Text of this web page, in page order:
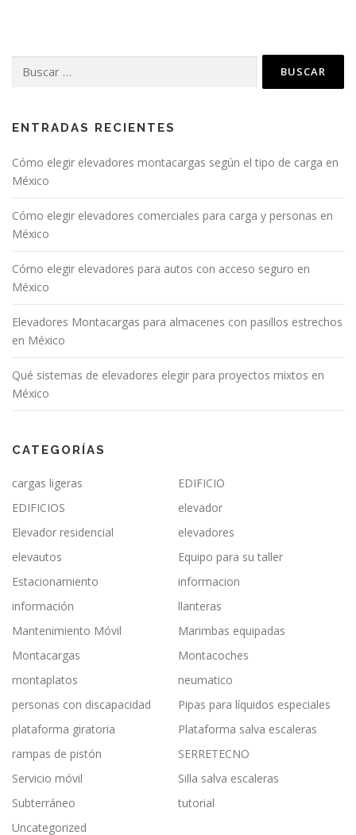
ENTRADAS RECIENTES
Cómo elegir elevadores montacargas según el tipo de carga en
México
Cómo elegir elevadores comerciales para carga y personas en
México
Cómo elegir elevadores para autos con acceso seguro en
México
Elevadores Montacargas para almacenes con pasillos estrechos
en México
Qué sistemas de elevadores elegir para proyectos mixtos en
México
CATEGORÍAS
cargas ligeras
EDIFICIO
EDIFICIOS
elevador
Elevador residencial
elevadores
elevautos
Equipo para su taller
Estacionamiento
informacion
información
llanteras
Mantenimiento Móvil
Marimbas equipadas
Montacargas
Montacoches
montaplatos
neumatico
personas con discapacidad
Pipas para líquidos especiales
plataforma giratoria
Plataforma salva escaleras
rampas de pistón
SERRETECNO
Servicio móvil
Silla salva escaleras
Subterráneo
tutorial
Uncategorized